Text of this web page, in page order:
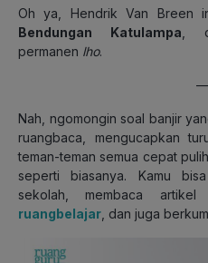
Oh ya, Hendrik Van Breen
Bendungan Katulampa ,
permanen lho.
—
Nah, ngomongin soal banjir
ruangbaca, mengucapkan
teman-teman semua cepat
seperti biasanya. Kamu
sekolah, membaca
ruangbelajar , dan juga